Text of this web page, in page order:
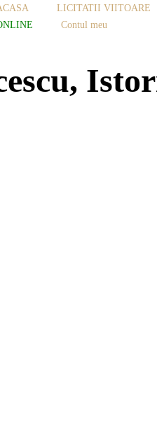
LICITATII VIITOARE
Contul meu